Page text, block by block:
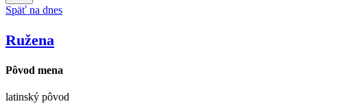
Späť na dnes
Ružena
Pôvod mena
latinský pôvod